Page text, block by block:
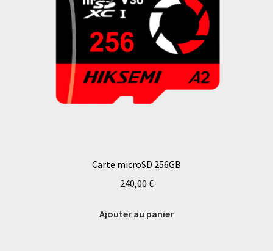
Carte microSD 256GB
240,00 €
Ajouter au panier